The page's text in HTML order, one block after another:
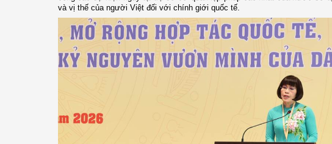
và vị thế của người Việt đối với chính giới quốc tế.